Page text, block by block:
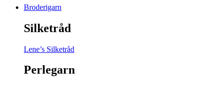
Broderigarn
Silketråd
Lene’s Silketråd
Perlegarn